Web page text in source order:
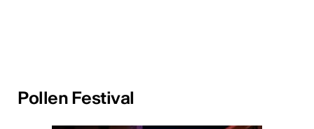
Pollen Festival